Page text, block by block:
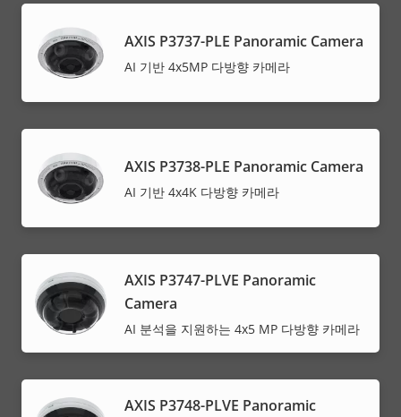
AXIS P3737-PLE Panoramic Camera
AI 기반 4x5MP 다방향 카메라
AXIS P3738-PLE Panoramic Camera
AI 기반 4x4K 다방향 카메라
AXIS P3747-PLVE Panoramic
Camera
AI 분석을 지원하는 4x5 MP 다방향 카메라
AXIS P3748-PLVE Panoramic